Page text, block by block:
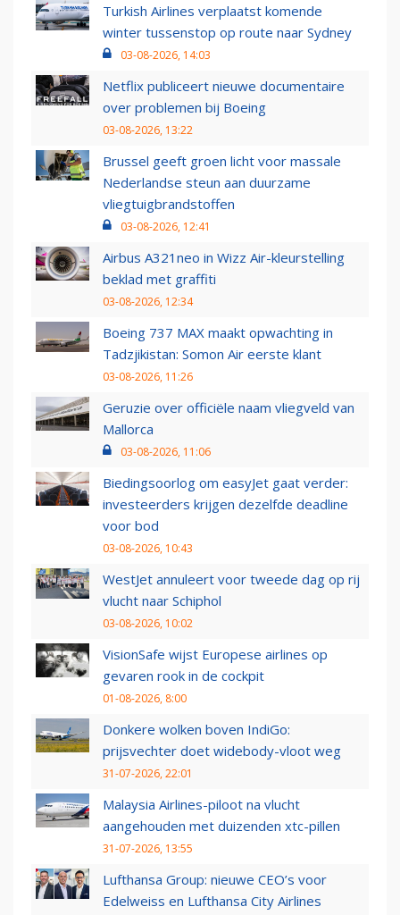
Turkish Airlines verplaatst komende
winter tussenstop op route naar Sydney
03-08-2026, 14:03
Netflix publiceert nieuwe documentaire
over problemen bij Boeing
03-08-2026, 13:22
Brussel geeft groen licht voor massale
Nederlandse steun aan duurzame
vliegtuigbrandstoffen
03-08-2026, 12:41
Airbus A321neo in Wizz Air-kleurstelling
beklad met graffiti
03-08-2026, 12:34
Boeing 737 MAX maakt opwachting in
Tadzjikistan: Somon Air eerste klant
03-08-2026, 11:26
Geruzie over officiële naam vliegveld van
Mallorca
03-08-2026, 11:06
Biedingsoorlog om easyJet gaat verder:
investeerders krijgen dezelfde deadline
voor bod
03-08-2026, 10:43
WestJet annuleert voor tweede dag op rij
vlucht naar Schiphol
03-08-2026, 10:02
VisionSafe wijst Europese airlines op
gevaren rook in de cockpit
01-08-2026, 8:00
Donkere wolken boven IndiGo:
prijsvechter doet widebody-vloot weg
31-07-2026, 22:01
Malaysia Airlines-piloot na vlucht
aangehouden met duizenden xtc-pillen
31-07-2026, 13:55
Lufthansa Group: nieuwe CEO’s voor
Edelweiss en Lufthansa City Airlines